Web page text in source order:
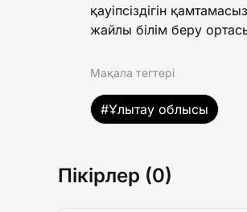
қауіпсіздігін
жайлы білім беру
Мақала тегтері
#Ұлытау облысы
Пікірлер (0)